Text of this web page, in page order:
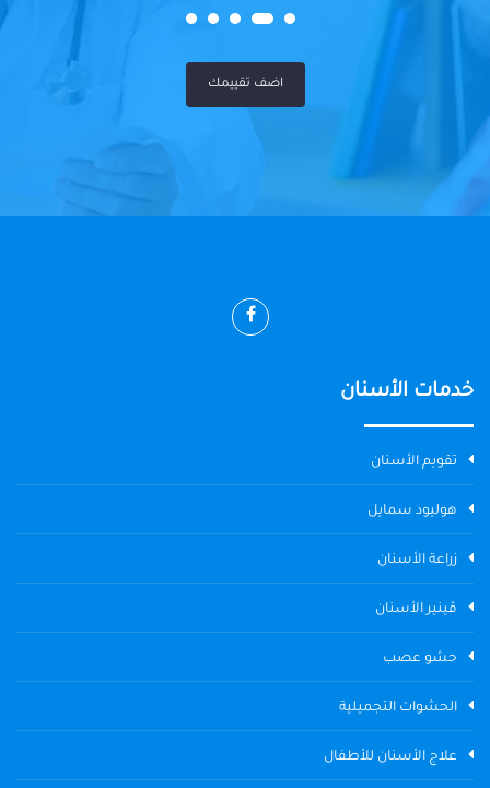
اضف تقييمك
خدمات الأسنان
تقويم الأسنان
هوليود سمايل
زراعة الأسنان
ڤينير الأسنان
حشو عصب
الحشوات التجميلية
علاج الأسنان للأطفال